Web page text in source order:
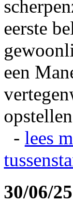
eerste
een
- lees
30/06/